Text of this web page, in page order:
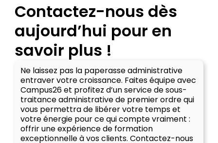
Contactez-nous dès
aujourd’hui pour en
savoir plus !
Ne laissez pas la paperasse administrative
entraver votre croissance. Faites équipe avec
Campus26 et profitez d’un service de sous-
traitance administrative de premier ordre qui
vous permettra de libérer votre temps et
votre énergie pour ce qui compte vraiment :
offrir une expérience de formation
exceptionnelle à vos clients. Contactez-nous